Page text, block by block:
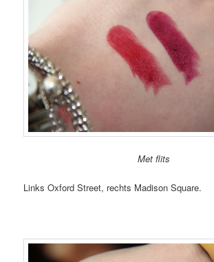
Met flits
Links Oxford Street, rechts Madison Square.